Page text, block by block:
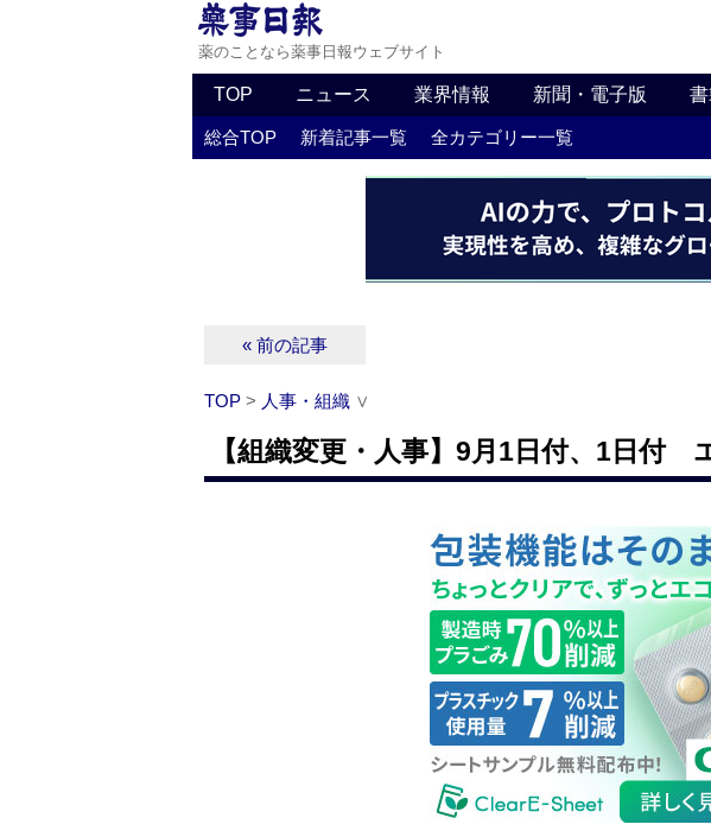
薬のことなら薬事日報ウェブサイト
TOP ニュース 業界情報 新聞・電子版
総合TOP 新着記事一覧 全カテゴリー一覧
« 前の記事
TOP > 人事・組織 ∨
【組織変更・人事】9月1日付、1日付